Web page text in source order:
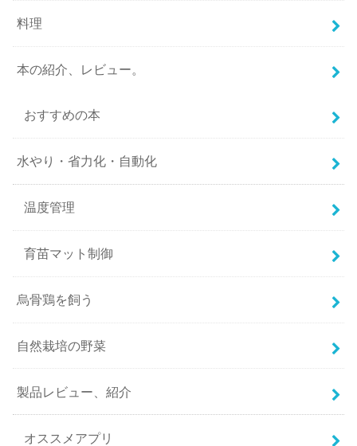
料理
本の紹介、レビュー。
おすすめの本
水やり・省力化・自動化
温度管理
育苗マット制御
烏骨鶏を飼う
自然栽培の野菜
製品レビュー、紹介
オススメアプリ